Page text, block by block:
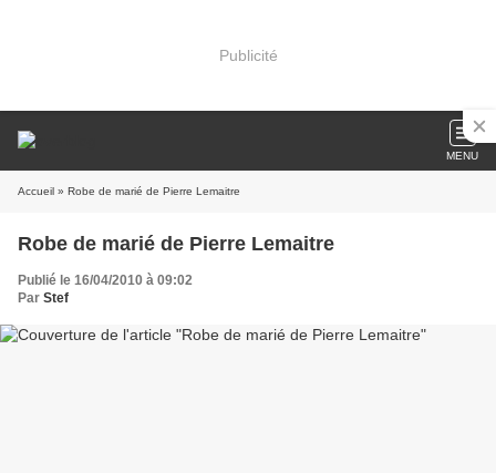
Publicité
MENU
Accueil » Robe de marié de Pierre Lemaitre
Robe de marié de Pierre Lemaitre
Publié le 16/04/2010 à 09:02
Par Stef